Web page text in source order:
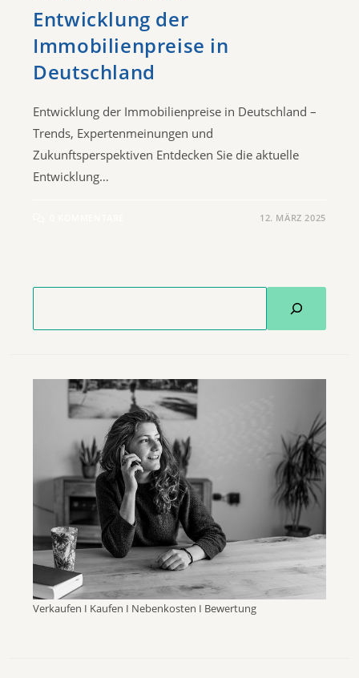
Entwicklung der
Immobilienpreise in
Deutschland
Entwicklung der Immobilienpreise in Deutschland –
Trends, Expertenmeinungen und
Zukunftsperspektiven Entdecken Sie die aktuelle
Entwicklung…
12. MÄRZ 2025
Verkaufen I Kaufen I Nebenkosten I Bewertung